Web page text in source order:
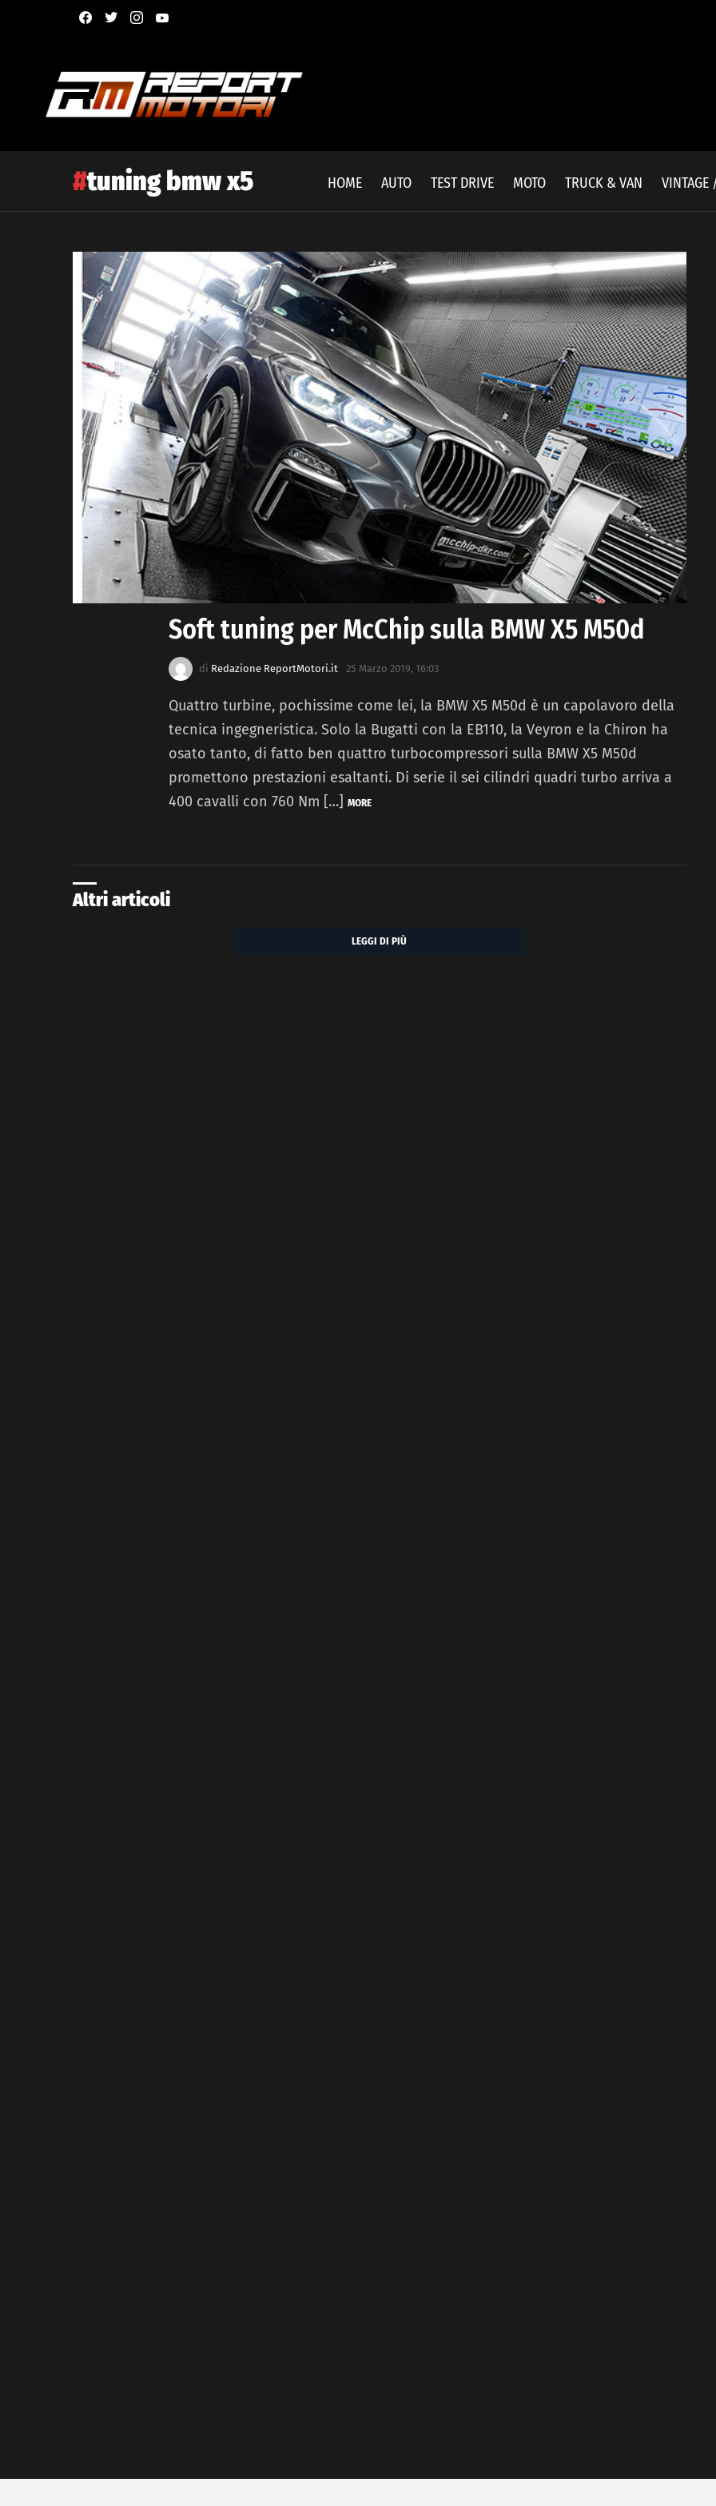
facebooktwitterinstagram
HOME AUTO TEST DRIVE MOTO TRUCK & VAN VINTAGE
tuning bmw x5
Latest
story
Soft tuning per McChip sulla BMW X5 M50d
di Redazione ReportMotori.it 25 Marzo 2019, 16:03
Quattro turbine, pochissime come lei, la BMW X5 M50d è un capolavoro della
tecnica ingegneristica. Solo la Bugatti con la EB110, la Veyron e la Chiron ha
osato tanto, di fatto ben quattro turbocompressori sulla BMW X5 M50d
promettono prestazioni esaltanti. Di serie il sei cilindri quadri turbo arriva a
400 cavalli con 760 Nm […] MORE
Altri articoli
LEGGI DI PIÙ